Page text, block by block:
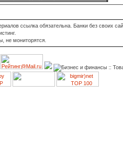
ссылка обязательна. Банки без своих
не мониторятся.